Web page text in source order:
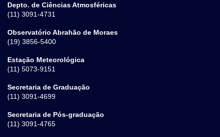
Depto. de Ciências Atmosféricas
(11) 3091-4731
Observatório Abrahão de Moraes
(19) 3856-5400
Estação Meteorológica
(11) 5073-9151
Secretaria de Graduação
(11) 3091-4699
Secretaria de Pós-graduação
(11) 3091-4765